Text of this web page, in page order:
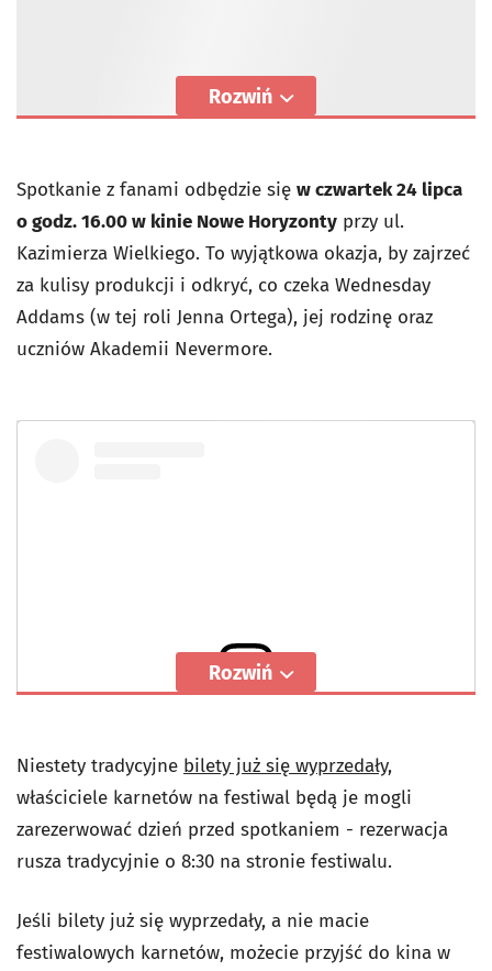
Rozwiń
Spotkanie z fanami odbędzie się w czwartek 24 lipca
o godz. 16.00 w kinie Nowe Horyzonty przy ul.
Kazimierza Wielkiego. To wyjątkowa okazja, by zajrzeć
za kulisy produkcji i odkryć, co czeka Wednesday
Addams (w tej roli Jenna Ortega), jej rodzinę oraz
uczniów Akademii Nevermore.
Rozwiń
Niestety tradycyjne bilety już się wyprzedały,
właściciele karnetów na festiwal będą je mogli
zarezerwować dzień przed spotkaniem - rezerwacja
rusza tradycyjnie o 8:30 na stronie festiwalu.
Jeśli bilety już się wyprzedały, a nie macie
festiwalowych karnetów, możecie przyjść do kina w